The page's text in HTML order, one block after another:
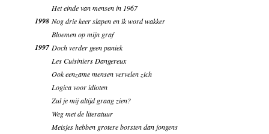
Het einde van mensen in 1967
1998 Nog drie keer slapen en ik word wakker
Bloemen op mijn graf
1997 Doch verder geen paniek
Les Cuisiniers Dangereux
Ook eenzame mensen vervelen zich
Logica voor idioten
Zul je mij altijd graag zien?
Weg met de literatuur
Meisjes hebben grotere borsten dan jongens